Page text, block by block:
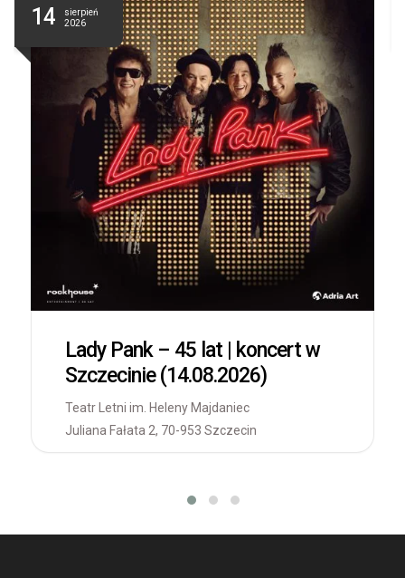
14
sierpień
2026
Lady Pank – 45 lat | koncert w
Szczecinie (14.08.2026)
Teatr Letni im. Heleny Majdaniec
Juliana Fałata 2, 70-953 Szczecin